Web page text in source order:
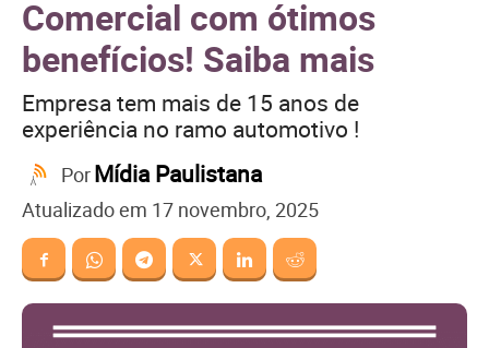
Comercial com ótimos
benefícios! Saiba mais
Empresa tem mais de 15 anos de
experiência no ramo automotivo !
PorMídia Paulistana
Atualizado em 17 novembro, 2025